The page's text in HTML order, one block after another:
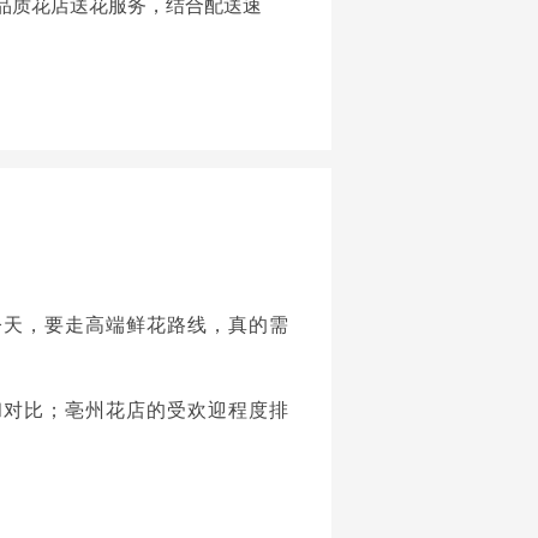
质花店送花服务，结合配送速
，要走高端鲜花路线，真的需
比；亳州花店的受欢迎程度排